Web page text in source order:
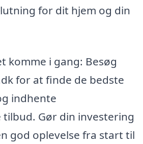
for dit hjem og din
komme i gang: Besøg
for at finde de bedste
indhente
Gør din investering
god oplevelse fra start til